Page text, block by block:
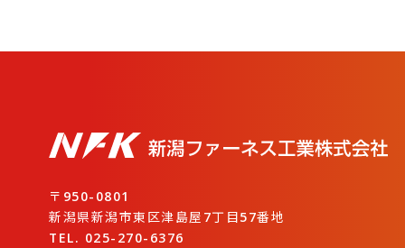
〒950-0801
新潟県新潟市東区津島屋7丁目57番地
TEL. 025-270-6376